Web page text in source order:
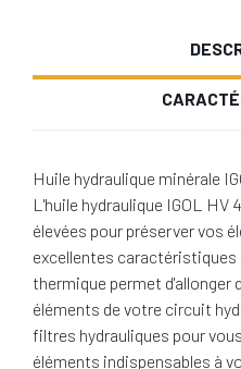
Huile hydraulique minérale
L'huile hydraulique IGOL
élevées pour préserver vos
excellentes
thermique permet d'allonger
éléments de votre circuit
filtres hydrauliques pour
éléments indispensables à